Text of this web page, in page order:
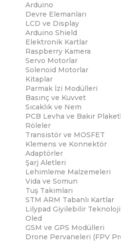
Arduino
Devre Elemanları
LCD ve Display
Arduino Shield
Elektronik Kartlar
Raspberry Kamera
Servo Motorlar
Solenoid Motorlar
Kitaplar
Parmak İzi Modülleri
Basınç ve Kuvvet
Sıcaklık ve Nem
PCB Levha ve Bakır
Röleler
Transistör ve MOSFET
Klemens ve Konnektör
Adaptörler
Şarj Aletleri
Lehimleme Malzemeleri
Vida ve Somun
Tuş Takımları
STM ARM Tabanlı Kartlar
Lilypad Giyilebilir Teknoloji
Oled
GSM ve GPS Modülleri
Drone Pervaneleri (FPV